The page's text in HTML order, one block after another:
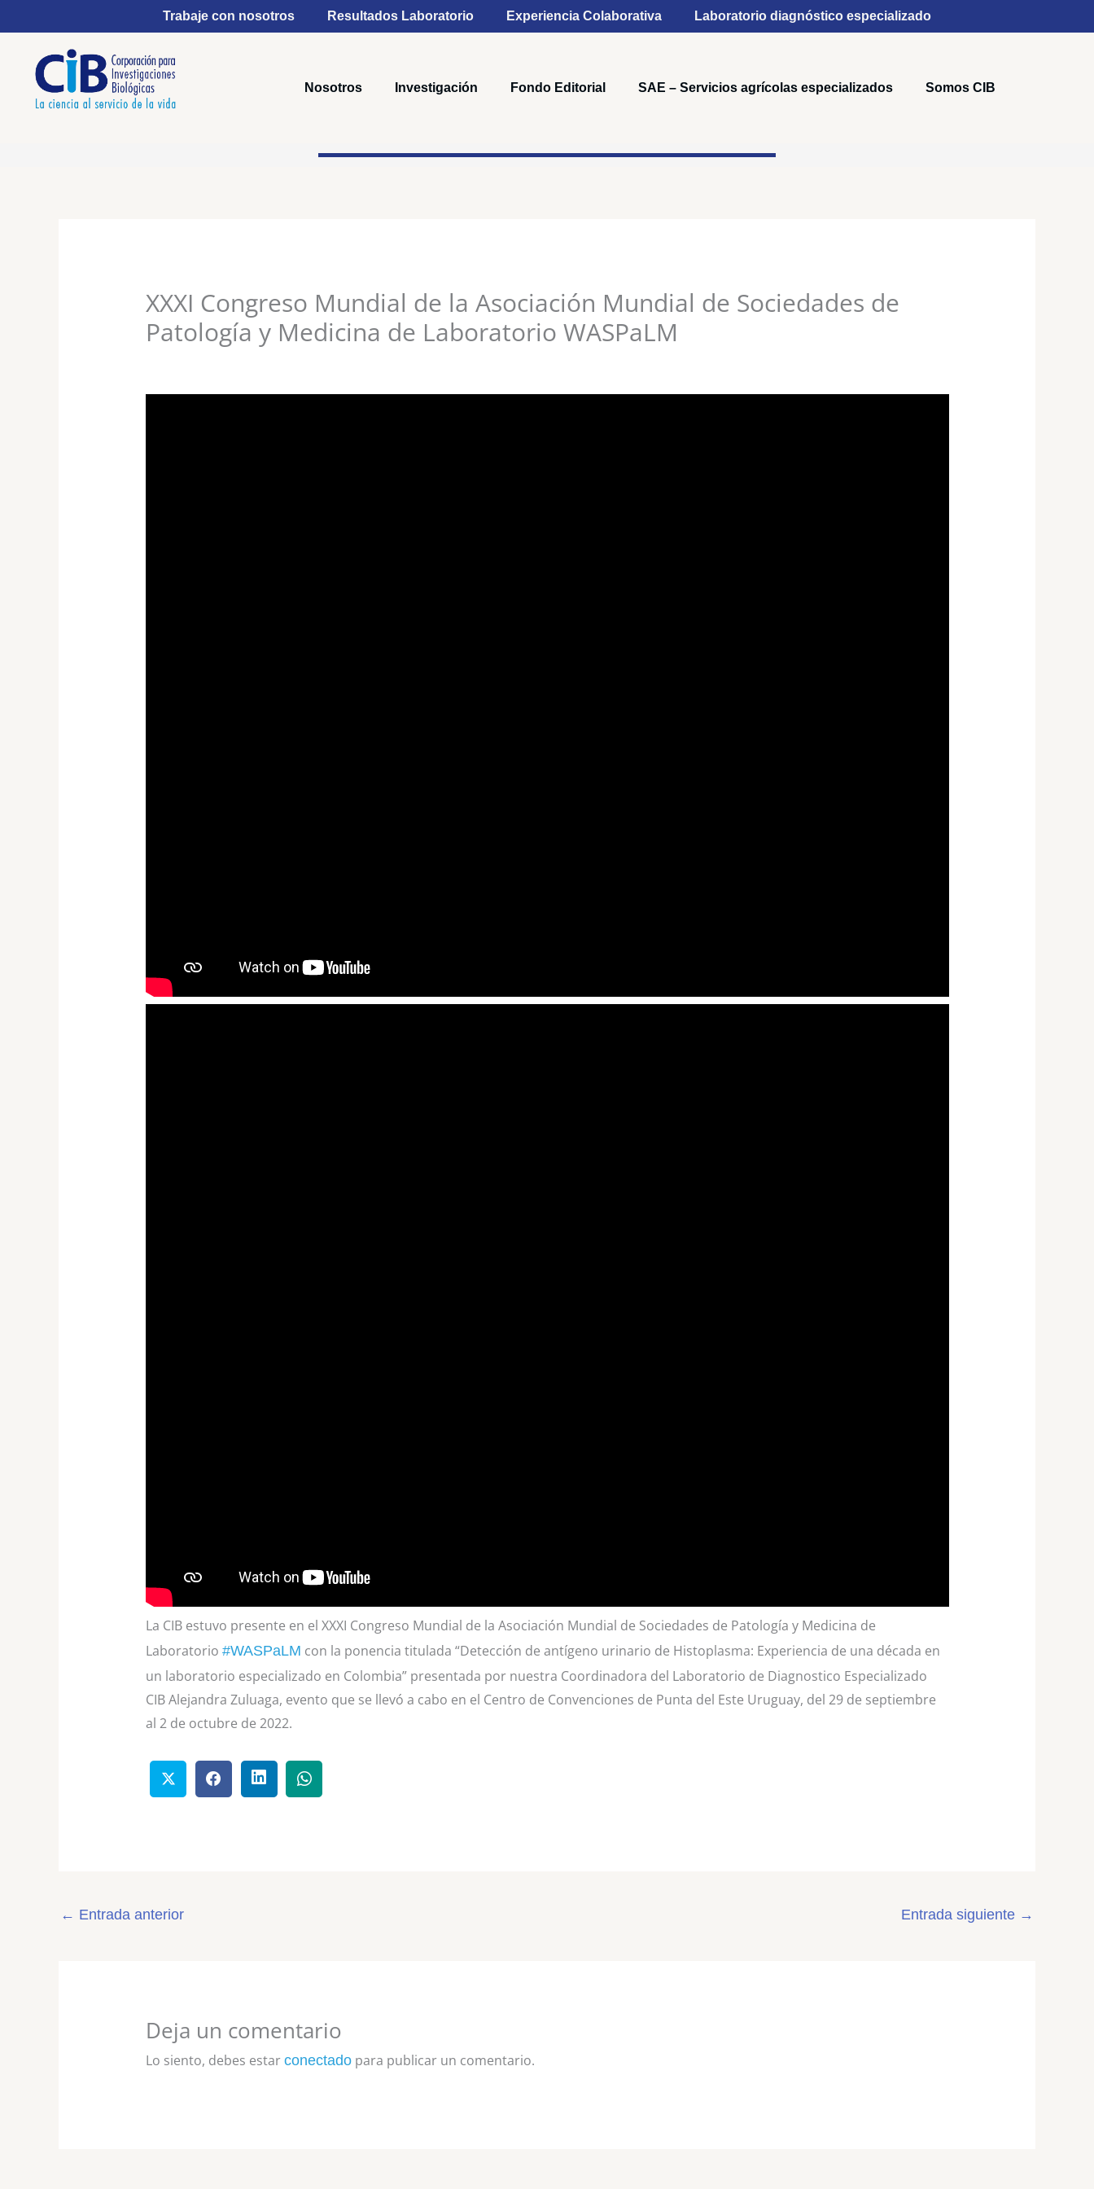
contenido
Trabaje con nosotros Resultados Laboratorio Experiencia Colaborativa Laboratorio diagnóstico especializado
Nosotros Investigación Fondo Editorial SAE – Servicios agrícolas especializados Somos CIB
XXXI Congreso Mundial de la Asociación Mundial de Sociedades de
Patología y Medicina de Laboratorio WASPaLM
La CIB estuvo presente en el XXXI Congreso Mundial de la Asociación Mundial de Sociedades de Patología y Medicina de
Laboratorio #WASPaLM con la ponencia titulada “Detección de antígeno urinario de Histoplasma: Experiencia de una década en
un laboratorio especializado en Colombia” presentada por nuestra Coordinadora del Laboratorio de Diagnostico Especializado
CIB Alejandra Zuluaga, evento que se llevó a cabo en el Centro de Convenciones de Punta del Este Uruguay, del 29 de septiembre
al 2 de octubre de 2022.
← Entrada anterior Entrada siguiente →
Deja un comentario
Lo siento, debes estar conectadopara publicar un comentario.